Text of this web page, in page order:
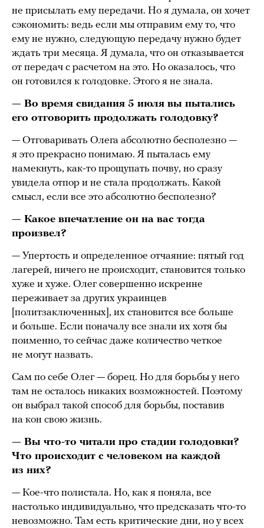
не присылать ему передачи. Но я думала, он хочет
сэкономить: ведь если мы отправим ему то, что
ему не нужно, следующую передачу нужно будет
ждать три месяца. Я думала, что он отказывается
от передач с расчетом на это. Но оказалось, что
он готовился к голодовке. Этого я не знала.
— Во время свидания 5 июля вы пытались
его отговорить продолжать голодовку?
— Отговаривать Олега абсолютно бесполезно —
я это прекрасно понимаю. Я пыталась ему
намекнуть, как-то прощупать почву, но сразу
увидела отпор и не стала продолжать. Какой
смысл, если все это абсолютно бесполезно?
— Какое впечатление он на вас тогда
произвел?
— Упертость и определенное отчаяние: пятый год
лагерей, ничего не происходит, становится только
хуже и хуже. Олег совершенно искренне
переживает за других украинцев
[политзаключенных], их становится все больше
и больше. Если поначалу все знали их хотя бы
поименно, то сейчас даже количество четкое
не могут назвать.
Сам по себе Олег — борец. Но для борьбы у него
там не осталось никаких возможностей. Поэтому
он выбрал такой способ для борьбы, поставив
на кон свою жизнь.
— Вы что-то читали про стадии голодовки?
Что происходит с человеком на каждой
из них?
— Кое-что полистала. Но, как я поняла, все
настолько индивидуально, что предсказать что-то
невозможно. Там есть критические дни, но у всех